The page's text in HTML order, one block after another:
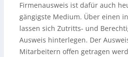
Firmenausweis ist dafür auch
gängigste Medium. Über einen
lassen sich Zutritts- und
Ausweis hinterlegen. Der
Mitarbeitern offen getragen